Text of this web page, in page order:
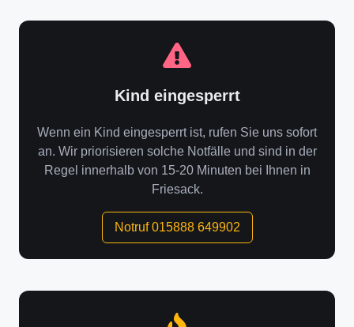
Kind eingesperrt
Wenn ein Kind eingesperrt ist, rufen Sie uns sofort
an. Wir priorisieren solche Notfälle und sind in der
Regel innerhalb von 15-20 Minuten bei Ihnen in
Friesack.
Notruf 015888 649902